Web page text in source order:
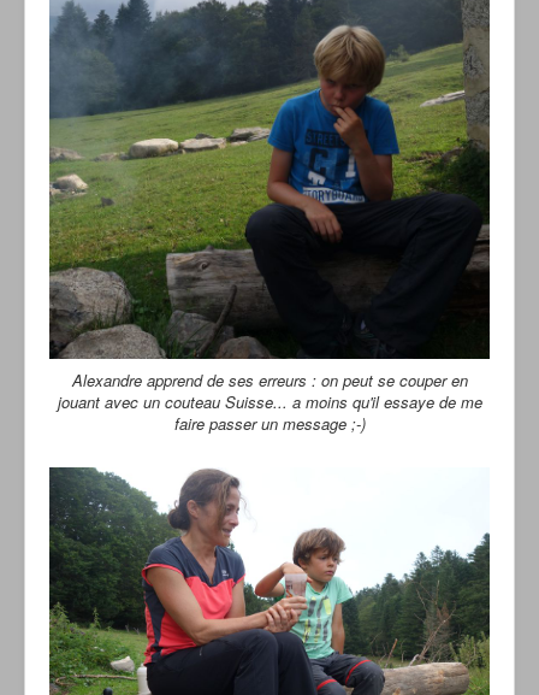
Alexandre apprend de ses erreurs : on peut se couper en
jouant avec un couteau Suisse... a moins qu'il essaye de me
faire passer un message ;-)